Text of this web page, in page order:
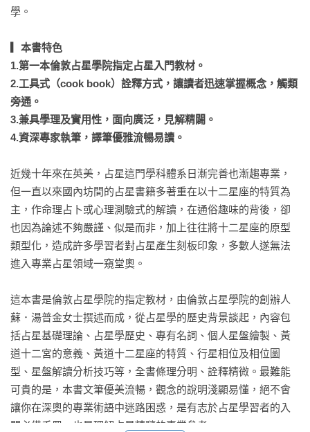
學。
▎本書特色
1.第一本倫敦占星學院指定占星入門教材。
2.工具式（cook book）詮釋方式，讓讀者迅速掌握概念，觸類
旁通。
3.兼具學理及實用性，面向廣泛，見解精闢。
4.資深專家執筆，譯筆優雅流暢易讀。
近幾十年來在英美，占星這門學科體系日漸完善也漸趨專業，
但一直以來國內坊間的占星書籍多著重在以十二星座的特質為
主，作命理占卜或心理測驗式的解讀，在通俗趣味的背後，卻
也因為論述不夠嚴謹、似是而非，加上往往將十二星座的原型
類型化，造成許多學習者對占星產生刻板印象，多數人遂無法
進入專業占星領域一窺堂奧。
這本書是倫敦占星學院的指定教材，由倫敦占星學院的創辦人
蘇．湯普金女士撰述而成，從占星學的歷史背景談起，內容包
括占星基礎理論、占星學歷史、專有名詞、個人星盤繪製、黃
道十二宮的意義、黃道十二星座的特質、行星相位及相位圖
型、星盤解讀分析技巧等，全書條理分明、詮釋精微。最難能
可貴的是，本書文筆優美流暢，觀念的說明淺顯易懂，絕不會
讓你在深奧的專業術語中迷路困惑，是有志於占星學習者的入
門必備手冊，也是理解占星精髓的專業參考。